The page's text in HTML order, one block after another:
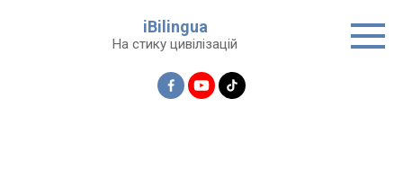
iBilingua
На стику цивілізацій